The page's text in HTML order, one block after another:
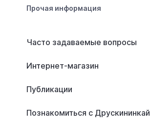
Прочая информация
Часто задаваемые вопросы
Интернет-магазин
Публикации
Познакомиться с Друскининкaй